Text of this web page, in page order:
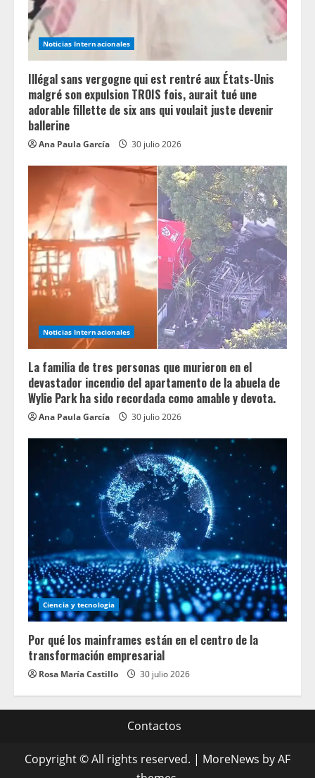
Noticias Internacionales
Illégal sans vergogne qui est rentré aux États-Unis
malgré son expulsion TROIS fois, aurait tué une
adorable fillette de six ans qui voulait juste devenir
ballerine
Ana Paula García 30 julio 2026
Noticias Internacionales
La familia de tres personas que murieron en el
devastador incendio del apartamento de la abuela de
Wylie Park ha sido recordada como amable y devota.
Ana Paula García 30 julio 2026
Ciencia y tecnologia
Por qué los mainframes están en el centro de la
transformación empresarial
Rosa María Castillo 30 julio 2026
Contactos
Copyright © All rights reserved. | MoreNews by AF